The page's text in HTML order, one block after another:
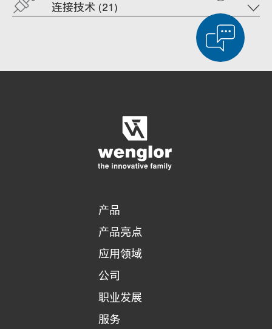
连接技术 (21)
产品
产品亮点
应用领域
公司
职业发展
服务